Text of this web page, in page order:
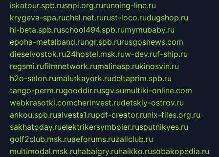
iskatour.spb.rusnpi.org.rurunning-line.ru
krygeva-spa.ruchel.net.rurust-loco.rudugshop.ru
hl-beta.spb.ruschool494.spb.rumymubaby.ru
epoha-metalband.rungr.spb.rurusgosnews.com
dieselvostok.ru24hostel.msk.ruw-dev.ruf-ship.ru
regsmi.rufilmnetwork.rumalinasp.rukinosvin.ru
h2o-salon.rumalutkayork.rudeltaprim.spb.ru
tango-perm.rugooddir.rusgv.sumultiki-online.com
webkrasotki.comcherinvest.rudetskiy-ostrov.ru
ankou.spb.rualvesta1.rupdf-creator.runix-files.org.ru
sakhatoday.ruelektrikersymboler.rusputnikyes.ru
golf2club.msk.ruaeforums.ruzallclub.ru
multimodal.msk.ruhabaigry.ruhaikko.rusobakopedia.ru